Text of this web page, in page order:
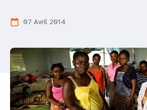
calendar_today 07 Avril 2014